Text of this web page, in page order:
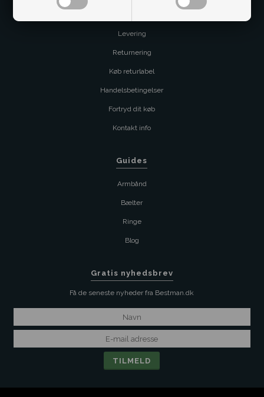
Service og betingelser
Levering
Returnering
Køb returlabel
Handelsbetingelser
Fortryd dit køb
Kontakt info
Guides
Armbånd
Bælter
Ringe
Blog
Gratis nyhedsbrev
Få de seneste nyheder fra Bestman.dk